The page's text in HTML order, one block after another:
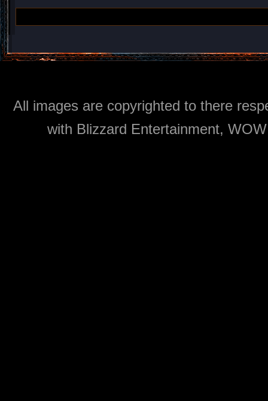
All images are copyrighted to there
with Blizzard Entertainment,